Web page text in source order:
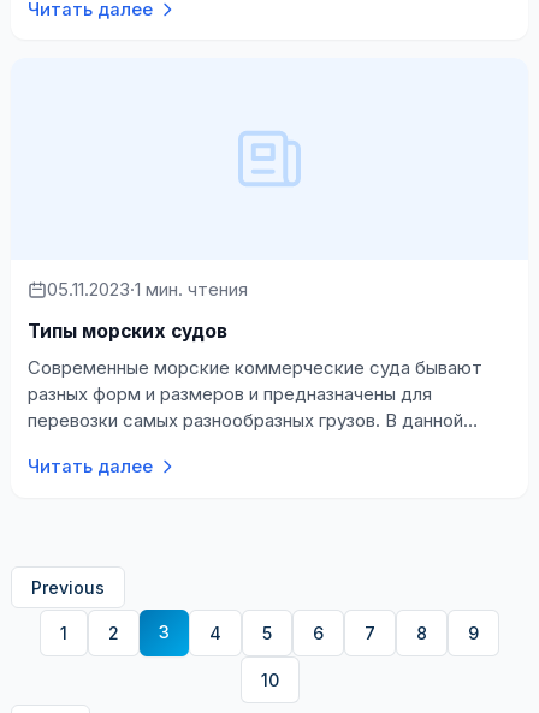
Читать далее
05.11.2023·1 мин. чтения
Типы морских судов
Современные морские коммерческие суда бывают
разных форм и размеров и предназначены для
перевозки самых разнообразных грузов. В данной
Читать далее
Previous
1 2 3 4 5 6 7 8 9
10